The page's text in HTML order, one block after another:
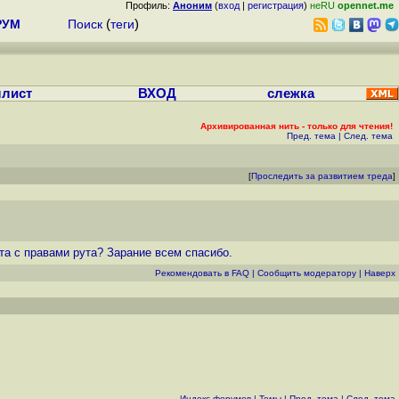
Профиль: Аноним (вход | регистрация) неRU opennet.me
Поиск (теги)
ВХОД слежка
Архивированная нить - только для чтения!
Пред. тема | След. тема
[Проследить за развитием треда]
с правами рута? Зарание всем спасибо.
Рекомендовать в FAQ | Cообщить модератору | Наверх